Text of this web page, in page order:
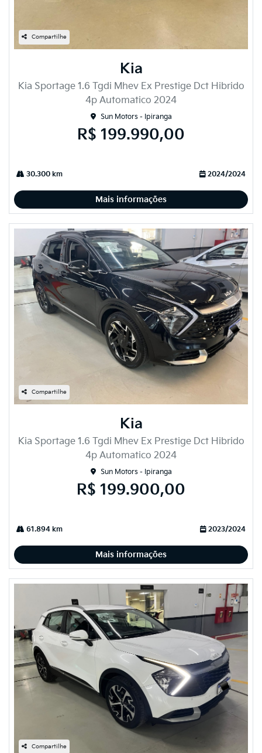
Compartilhe
Kia
Kia Sportage 1.6 Tgdi Mhev Ex Prestige Dct Hibrido
4p Automatico 2024
Sun Motors - Ipiranga
R$ 199.990,00
30.300 km 2024/2024
Mais informações
Compartilhe
Kia
Kia Sportage 1.6 Tgdi Mhev Ex Prestige Dct Hibrido
4p Automatico 2024
Sun Motors - Ipiranga
R$ 199.900,00
61.894 km 2023/2024
Mais informações
Compartilhe